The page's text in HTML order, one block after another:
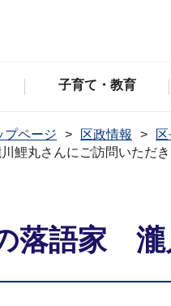
子育て・教育
プページ 区政情報
鯉丸さんにご訪問いただ
落語家